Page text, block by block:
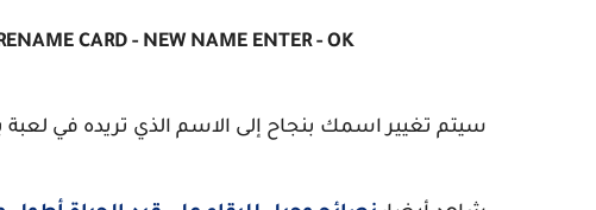
CARD - NEW NAME ENTER - OK
سيتم تغيير اسمك بنجاح إلى الاسم الذي تريده في لعبة